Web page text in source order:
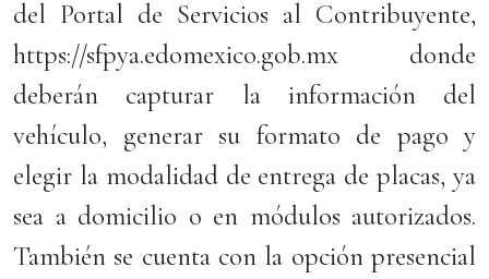
del Portal de Servicios al Contribuyente,
https://sfpya.edomexico.gob.mx donde
deberán capturar la información del
vehículo, generar su formato de pago y
elegir la modalidad de entrega de placas, ya
sea a domicilio o en módulos autorizados.
También se cuenta con la opción presencial